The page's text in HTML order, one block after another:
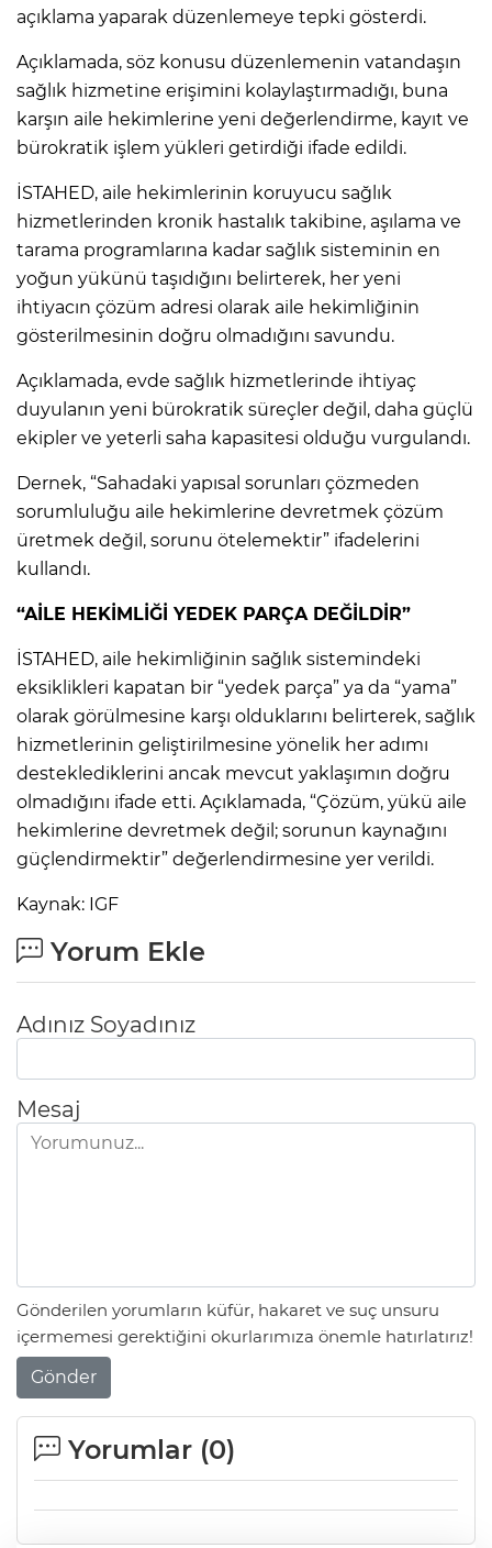
açıklama yaparak düzenlemeye tepki gösterdi.
Açıklamada, söz konusu düzenlemenin vatandaşın
sağlık hizmetine erişimini kolaylaştırmadığı, buna
karşın aile hekimlerine yeni değerlendirme, kayıt ve
bürokratik işlem yükleri getirdiği ifade edildi.
İSTAHED, aile hekimlerinin koruyucu sağlık
hizmetlerinden kronik hastalık takibine, aşılama ve
tarama programlarına kadar sağlık sisteminin en
yoğun yükünü taşıdığını belirterek, her yeni
ihtiyacın çözüm adresi olarak aile hekimliğinin
gösterilmesinin doğru olmadığını savundu.
Açıklamada, evde sağlık hizmetlerinde ihtiyaç
duyulanın yeni bürokratik süreçler değil, daha güçlü
ekipler ve yeterli saha kapasitesi olduğu vurgulandı.
Dernek, “Sahadaki yapısal sorunları çözmeden
sorumluluğu aile hekimlerine devretmek çözüm
üretmek değil, sorunu ötelemektir” ifadelerini
kullandı.
“AİLE HEKİMLİĞİ YEDEK PARÇA DEĞİLDİR”
İSTAHED, aile hekimliğinin sağlık sistemindeki
eksiklikleri kapatan bir “yedek parça” ya da “yama”
olarak görülmesine karşı olduklarını belirterek, sağlık
hizmetlerinin geliştirilmesine yönelik her adımı
desteklediklerini ancak mevcut yaklaşımın doğru
olmadığını ifade etti. Açıklamada, “Çözüm, yükü aile
hekimlerine devretmek değil; sorunun kaynağını
güçlendirmektir” değerlendirmesine yer verildi.
Kaynak: IGF
Yorum Ekle
Adınız Soyadınız
Mesaj
Gönderilen yorumların küfür, hakaret ve suç unsuru
içermemesi gerektiğini okurlarımıza önemle hatırlatırız!
Gönder
Yorumlar (0)